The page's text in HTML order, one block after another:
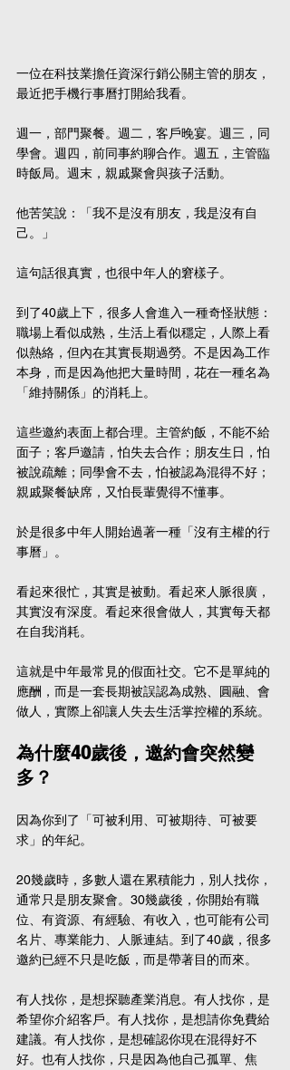
一位在科技業擔任資深行銷公關主管的朋友，
最近把手機行事曆打開給我看。
週一，部門聚餐。週二，客戶晚宴。週三，同
學會。週四，前同事約聊合作。週五，主管臨
時飯局。週末，親戚聚會與孩子活動。
他苦笑說：「我不是沒有朋友，我是沒有自
己。」
這句話很真實，也很中年人的窘樣子。
到了40歲上下，很多人會進入一種奇怪狀態：
職場上看似成熟，生活上看似穩定，人際上看
似熱絡，但內在其實長期過勞。不是因為工作
本身，而是因為他把大量時間，花在一種名為
「維持關係」的消耗上。
這些邀約表面上都合理。主管約飯，不能不給
面子；客戶邀請，怕失去合作；朋友生日，怕
被說疏離；同學會不去，怕被認為混得不好；
親戚聚餐缺席，又怕長輩覺得不懂事。
於是很多中年人開始過著一種「沒有主權的行
事曆」。
看起來很忙，其實是被動。看起來人脈很廣，
其實沒有深度。看起來很會做人，其實每天都
在自我消耗。
這就是中年最常見的假面社交。它不是單純的
應酬，而是一套長期被誤認為成熟、圓融、會
做人，實際上卻讓人失去生活掌控權的系統。
為什麼40歲後，邀約會突然變
多？
因為你到了「可被利用、可被期待、可被要
求」的年紀。
20幾歲時，多數人還在累積能力，別人找你，
通常只是朋友聚會。30幾歲後，你開始有職
位、有資源、有經驗、有收入，也可能有公司
名片、專業能力、人脈連結。到了40歲，很多
邀約已經不只是吃飯，而是帶著目的而來。
有人找你，是想探聽產業消息。有人找你，是
希望你介紹客戶。有人找你，是想請你免費給
建議。有人找你，是想確認你現在混得好不
好。也有人找你，只是因為他自己孤單、焦